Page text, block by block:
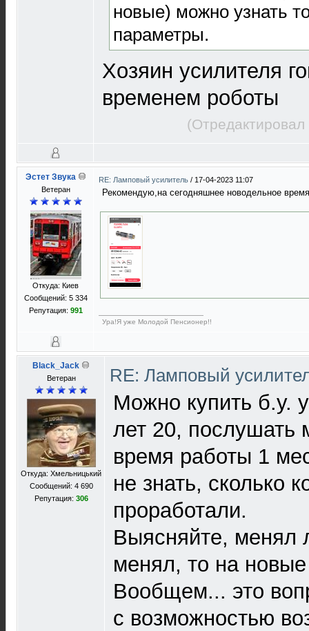
новые) можно узнать
параметры.
Хозяин усилителя
временем роботы
Эстет Звука
Ветеран
Откуда: Киев
Сообщений: 5 334
Репутация: 991
RE: Ламповый усилитель / 17-04-2023 11:07
Рекомендую,на сегодняшнее новодельное
Ура!Я уже Молодой Пенсионер!!
Black_Jack
Ветеран
Откуда: Хмельницький
Сообщений: 4 690
Репутация: 306
RE: Ламповый
Можно купить б.у.
лет 20, послушать
время работы 1
не знать, сколько
проработали.
Выясняйте, менял
менял, то на
Вообщем... это
с возможностью